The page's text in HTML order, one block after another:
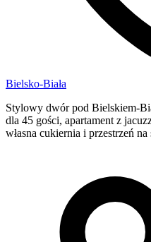
Bielsko-Biała
Stylowy dwór pod Bielskiem-
dla 45 gości, apartament z
własna cukiernia i przestrzeń